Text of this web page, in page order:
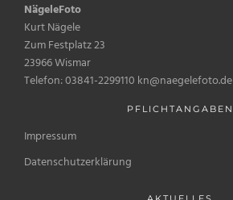
NägeleFoto
Kurt Nägele
Zum Festplatz 23
23966 Wismar
Telefon: 03841-2299110 kn@naegelefoto.de
PFLICHTANGABEN
Impressum
Datenschutzerklärung